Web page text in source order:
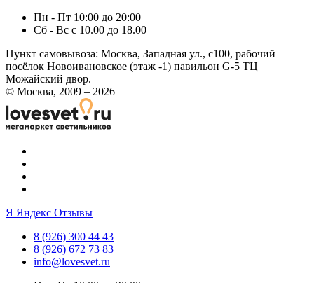
Пн - Пт 10:00 до 20:00
Сб - Вс с 10.00 до 18.00
Пункт самовывоза: Москва, Западная ул., с100, рабочий
посёлок Новоивановское (этаж -1) павильон G-5 ТЦ
Можайский двор.
© Москва, 2009 – 2026
Я Яндекс Отзывы
8 (926) 300 44 43
8 (926) 672 73 83
info@lovesvet.ru